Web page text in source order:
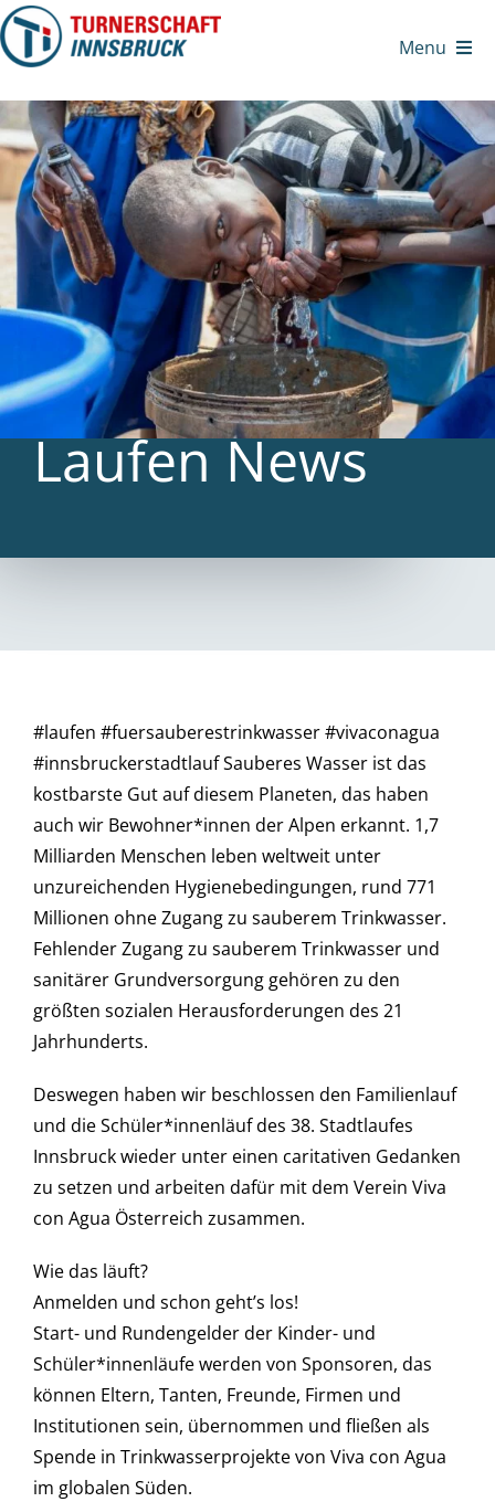
Zum
Inhalt
Menu
Laufen News
#laufen #fuersauberestrinkwasser #vivaconagua
#innsbruckerstadtlauf Sauberes Wasser ist das
kostbarste Gut auf diesem Planeten, das haben
auch wir Bewohner*innen der Alpen erkannt. 1,7
Milliarden Menschen leben weltweit unter
unzureichenden Hygienebedingungen, rund 771
Millionen ohne Zugang zu sauberem Trinkwasser.
Fehlender Zugang zu sauberem Trinkwasser und
sanitärer Grundversorgung gehören zu den
größten sozialen Herausforderungen des 21
Jahrhunderts.
Deswegen haben wir beschlossen den Familienlauf
und die Schüler*innenläuf des 38. Stadtlaufes
Innsbruck wieder unter einen caritativen Gedanken
zu setzen und arbeiten dafür mit dem Verein Viva
con Agua Österreich zusammen.
Wie das läuft?
Anmelden und schon geht’s los!
Start- und Rundengelder der Kinder- und
Schüler*innenläufe werden von Sponsoren, das
können Eltern, Tanten, Freunde, Firmen und
Institutionen sein, übernommen und fließen als
Spende in Trinkwasserprojekte von Viva con Agua
im globalen Süden.